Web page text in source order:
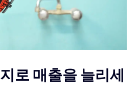
로 매출을 늘리세